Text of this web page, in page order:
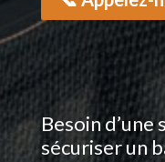
Besoin
sécuriser un